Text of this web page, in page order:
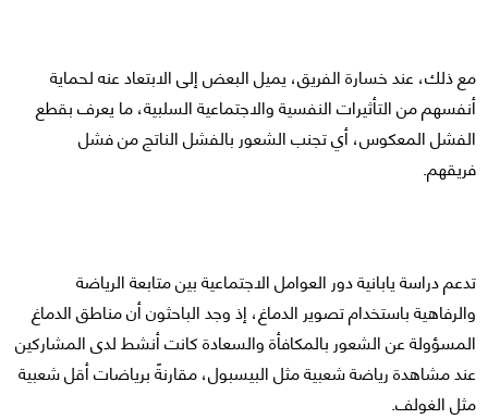
مع ذلك، عند خسارة الفريق، يميل البعض إلى الابتعاد عنه لحماية
أنفسهم من التأثيرات النفسية والاجتماعية السلبية، ما يعرف بقطع
الفشل المعكوس، أي تجنب الشعور بالفشل الناتج من فشل
فريقهم.
تدعم دراسة يابانية دور العوامل الاجتماعية بين متابعة الرياضة
والرفاهية باستخدام تصوير الدماغ، إذ وجد الباحثون أن مناطق الدماغ
المسؤولة عن الشعور بالمكافأة والسعادة كانت أنشط لدى المشاركين
عند مشاهدة رياضة شعبية مثل البيسبول، مقارنةً برياضات أقل شعبية
مثل الغولف.